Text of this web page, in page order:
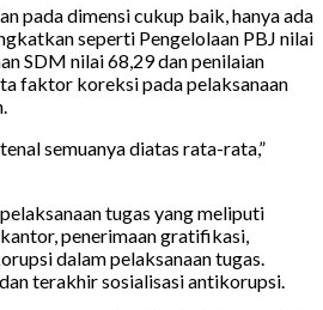
pada dimensi cukup baik, hanya ada
seperti Pengelolaan PBJ nilai
SDM nilai 68,29 dan penilaian
faktor koreksi pada pelaksanaan
semuanya diatas rata-rata,”
tugas yang meliputi
penerimaan gratifikasi,
dalam pelaksanaan tugas.
terakhir sosialisasi antikorupsi.